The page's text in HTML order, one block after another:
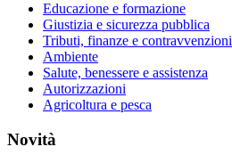
Educazione e formazione
Giustizia e sicurezza pubblica
Tributi, finanze e contravvenzioni
Ambiente
Salute, benessere e assistenza
Autorizzazioni
Agricoltura e pesca
Novità